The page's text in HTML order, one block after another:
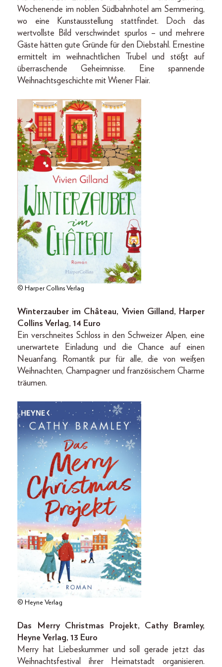
Wochenende im noblen Südbahnhotel am Semmering,
wo eine Kunstausstellung stattfindet. Doch das
wertvollste Bild verschwindet spurlos – und mehrere
Gäste hätten gute Gründe für den Diebstahl. Ernestine
ermittelt im weihnachtlichen Trubel und stößt auf
überraschende Geheimnisse. Eine spannende
Weihnachtsgeschichte mit Wiener Flair.
© Harper Collins Verlag
Winterzauber im Château, Vivien Gilland, Harper
Collins Verlag, 14 Euro
Ein verschneites Schloss in den Schweizer Alpen, eine
unerwartete Einladung und die Chance auf einen
Neuanfang. Romantik pur für alle, die von weißen
Weihnachten, Champagner und französischem Charme
träumen.
© Heyne Verlag
Das Merry Christmas Projekt, Cathy Bramley,
Heyne Verlag, 13 Euro
Merry hat Liebeskummer und soll gerade jetzt das
Weihnachtsfestival ihrer Heimatstadt organisieren.